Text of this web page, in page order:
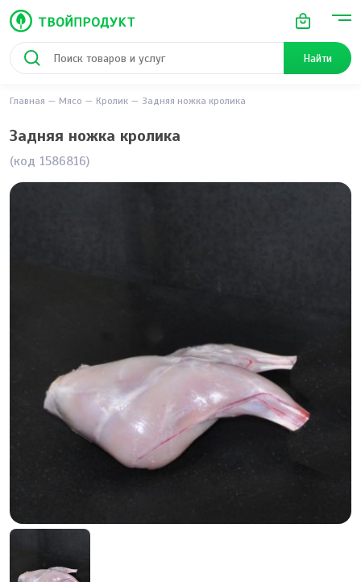
Найти
Главная Мясо Кролик Задняя ножка кролика
Задняя ножка кролика
(код 1586816)